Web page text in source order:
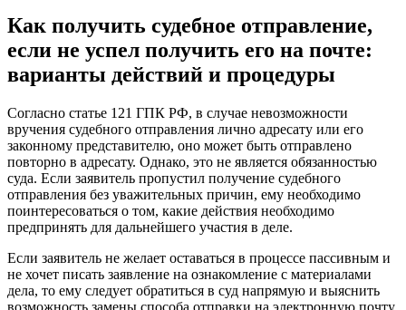
Как получить судебное отправление,
если не успел получить его на почте:
варианты действий и процедуры
Согласно статье 121 ГПК РФ, в случае невозможности
вручения судебного отправления лично адресату или его
законному представителю, оно может быть отправлено
повторно в адресату. Однако, это не является обязанностью
суда. Если заявитель пропустил получение судебного
отправления без уважительных причин, ему необходимо
поинтересоваться о том, какие действия необходимо
предпринять для дальнейшего участия в деле.
Если заявитель не желает оставаться в процессе пассивным и
не хочет писать заявление на ознакомление с материалами
дела, то ему следует обратиться в суд напрямую и выяснить
возможность замены способа отправки на электронную почту